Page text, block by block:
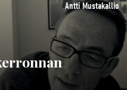
Antti Mustakallio